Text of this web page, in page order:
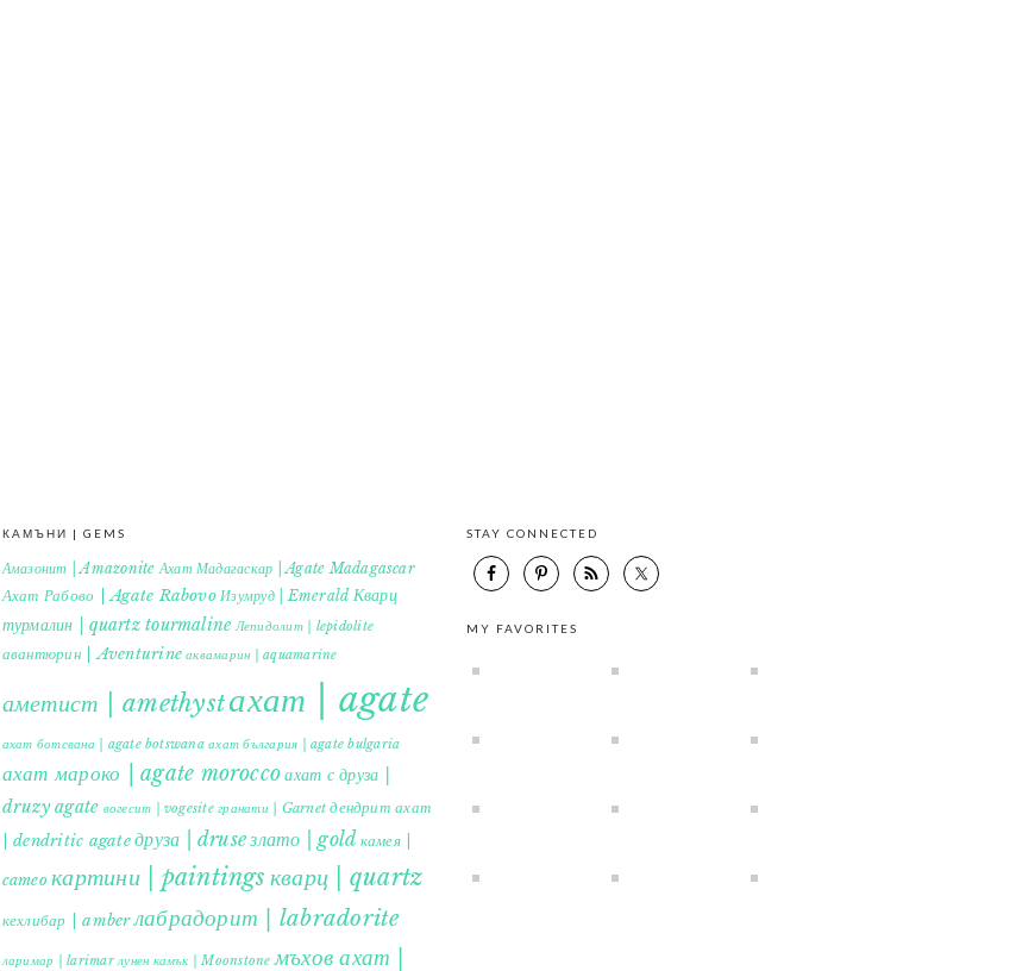
КАМЪНИ | GEMS
Амазонит | Amazonite Ахат Мадагаскар | Agate Madagascar
Ахат Рабово | Agate Rabovo Изумруд | Emerald Кварц
турмалин | quartz tourmaline Лепидолит | lepidolite
авантюрин | Aventurine аквамарин | aquamarine
аметист | amethystахат | agate
ахат ботсвана | agate botswana ахат българия | agate bulgaria
ахат мароко | agate moroccoахат с друза |
druzy agate вогесит | vogesite гранати | Garnet дендрит ахат
| dendritic agateдруза | druseзлато | gold камея |
cameo картини | paintings кварц | quartz
кехлибар | amberлабрадорит | labradorite
ларимар | larimar лунен камък | Moonstone мъхов ахат |
STAY CONNECTED
MY FAVORITES